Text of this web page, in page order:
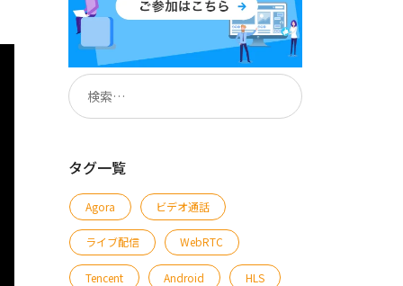
タグ一覧
Agora ビデオ通話
ライブ配信 WebRTC
Tencent Android HLS